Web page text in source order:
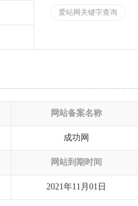
爱站网关键字查询
网站备案名称
成功网
网站到期时间
2021年11月01日